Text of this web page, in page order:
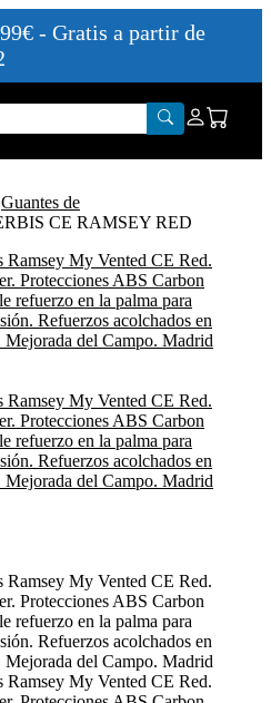
- Gratis a partir de
Guantes de
CE RAMSEY RED